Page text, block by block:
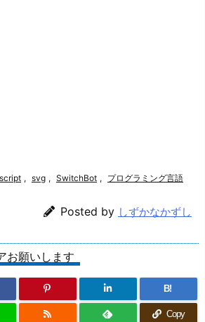
, svg , SwitchBot , プログラミング言語
Posted by しずかなかずし
お願いします
B!
Copy